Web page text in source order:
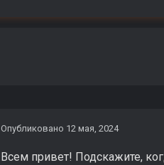
Опубликовано 12 мая, 2024
Всем привет! Подскажите,